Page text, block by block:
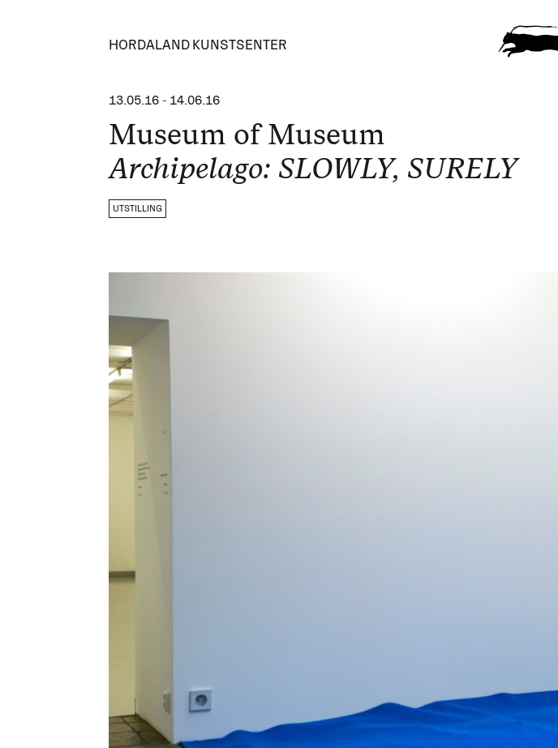
HORDALAND KUNSTSENTER
13.05.16 - 14.06.16
Museum of Museum
Archipelago: SLOWLY, SURELY
UTSTILLING